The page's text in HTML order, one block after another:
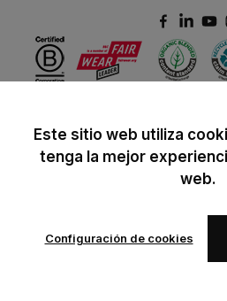
© 2024 B&C All rights
Este sitio web utiliza
tenga la mejor
web.
Configuración de cookies